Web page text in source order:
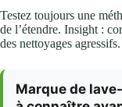
Testez toujours une
de l’étendre. Insight :
des nettoyages agressifs.
Marque de